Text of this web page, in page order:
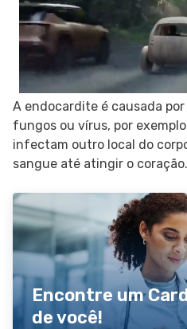
A endocardite é causada
fungos ou vírus, por
infectam outro local do
sangue até atingir o coração.
Encontre um
de você!